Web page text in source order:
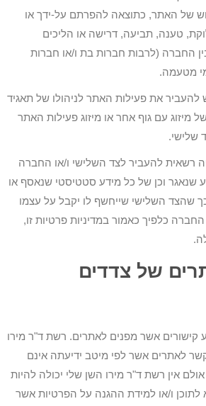
של האתר, כתוצאה להפרתם על-ידך או
טענה, תביעה, דרישה או הליכים
החברה (לרבות חברות בת ו/או חברות
מטעמה.
להעביר את פעילות האתר לניהולו של תאגיד
מיזוג עם גוף אחר או מיזוג פעילות האתר
שלישי.
רשאית להעביר לצד השלישי ו/או החברה
שנאגר וכן של כל מידע סטטיסטי שנאסף או
שהצד השלישי שייחשף לו יקבל על עצמו
כלפיך כאמור במדיניות פרטיות זו,
של צדדים
קישורים אשר מפנים לאתרים. רשת ד"ר מירו
לאתרים אשר לפי מיטב ידיעתה אינם
אין רשת ד"ר מירו השן שלי יכולה להיות
ו/או למידת ההגנה על הפרטיות אשר